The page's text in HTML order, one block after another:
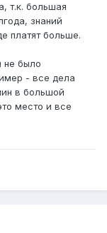
т.к. большая
знаний
платят больше.
не было
- все дела
в большой
место и все